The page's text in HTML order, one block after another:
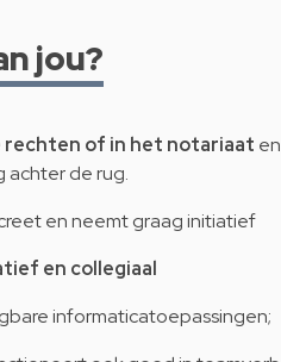
jou?
rechten of in het notariaat
achter de rug.
en neemt graag initiatief
en collegiaal
informaticatoepassingen;